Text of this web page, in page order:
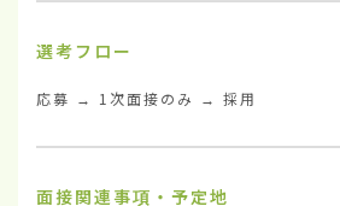
選考フロー
応募 → 1次面接のみ → 採用
面接関連事項・予定地